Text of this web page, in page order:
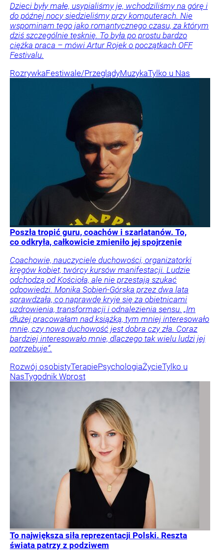
Dzieci były małe, usypialiśmy je, wchodziliśmy na górę i
do późnej nocy siedzieliśmy przy komputerach. Nie
wspominam tego jako romantycznego czasu, za którym
dziś szczególnie tęsknię. To była po prostu bardzo
ciężka praca – mówi Artur Rojek o początkach OFF
Festivalu.
RozrywkaFestiwale/PrzeglądyMuzykaTylko u Nas
Poszła tropić guru, coachów i szarlatanów. To,
co odkryła, całkowicie zmieniło jej spojrzenie
Coachowie, nauczyciele duchowości, organizatorki
kręgów kobiet, twórcy kursów manifestacji. Ludzie
odchodzą od Kościoła, ale nie przestają szukać
odpowiedzi. Monika Sobień-Górska przez dwa lata
sprawdzała, co naprawdę kryje się za obietnicami
uzdrowienia, transformacji i odnalezienia sensu. „Im
dłużej pracowałam nad książką, tym mniej interesowało
mnie, czy nowa duchowość jest dobra czy zła. Coraz
bardziej interesowało mnie, dlaczego tak wielu ludzi jej
potrzebuje”.
Rozwój osobistyTerapiePsychologiaŻycieTylko u
NasTygodnik Wprost
To największa siła reprezentacji Polski. Reszta
świata patrzy z podziwem